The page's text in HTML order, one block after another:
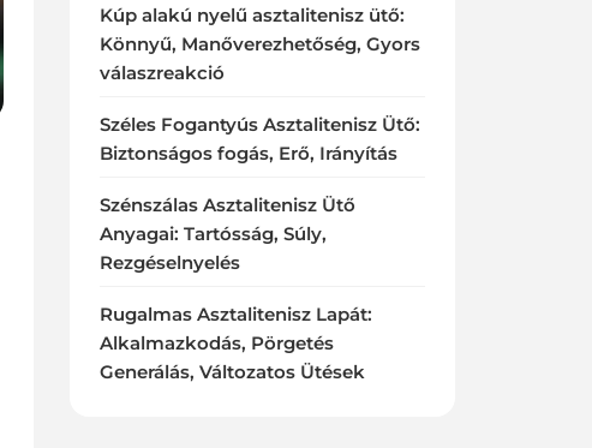
Kúp alakú nyelű asztalitenisz ütő:
Könnyű, Manőverezhetőség, Gyors
válaszreakció
Széles Fogantyús Asztalitenisz Ütő:
Biztonságos fogás, Erő, Irányítás
Szénszálas Asztalitenisz Ütő
Anyagai: Tartósság, Súly,
Rezgéselnyelés
Rugalmas Asztalitenisz Lapát:
Alkalmazkodás, Pörgetés
Generálás, Változatos Ütések